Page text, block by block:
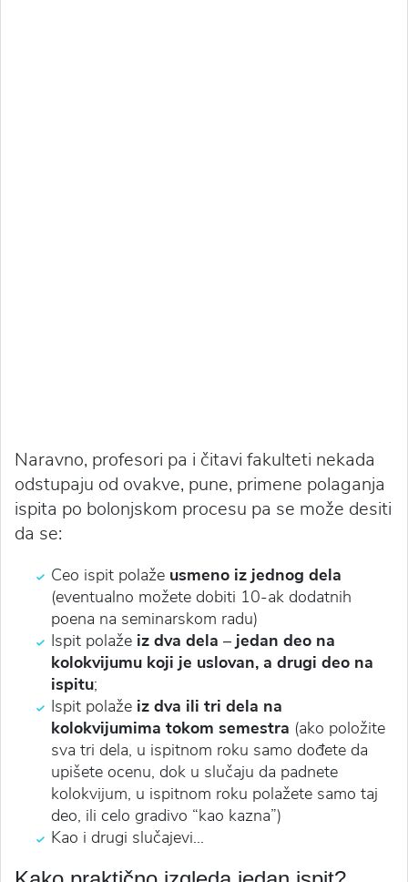
Naravno, profesori pa i čitavi fakulteti nekada
odstupaju od ovakve, pune, primene polaganja
ispita po bolonjskom procesu pa se može desiti
da se:
Ceo ispit polaže usmeno iz jednog dela
(eventualno možete dobiti 10-ak dodatnih
poena na seminarskom radu)
Ispit polaže iz dva dela – jedan deo na
kolokvijumu koji je uslovan, a drugi deo na
ispitu;
Ispit polaže iz dva ili tri dela na
kolokvijumima tokom semestra (ako položite
sva tri dela, u ispitnom roku samo dođete da
upišete ocenu, dok u slučaju da padnete
kolokvijum, u ispitnom roku polažete samo taj
deo, ili celo gradivo “kao kazna”)
Kao i drugi slučajevi…